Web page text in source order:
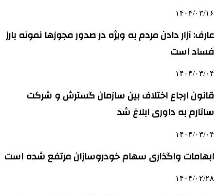
۱۴۰۴/۰۳/۱۶
عارف: آزار دادن مردم به ویژه در صدور مجوزها نمونه بارز
فساد است
۱۴۰۴/۰۳/۰۴
قانون ارجاع اختلاف بین سازمان گسترش و شرکت
ساتارم به داوری ابلاغ شد
۱۴۰۴/۰۳/۰۴
ابهامات واگذاری سهام خودروسازان مرتفع شده است
۱۴۰۴/۰۲/۲۸